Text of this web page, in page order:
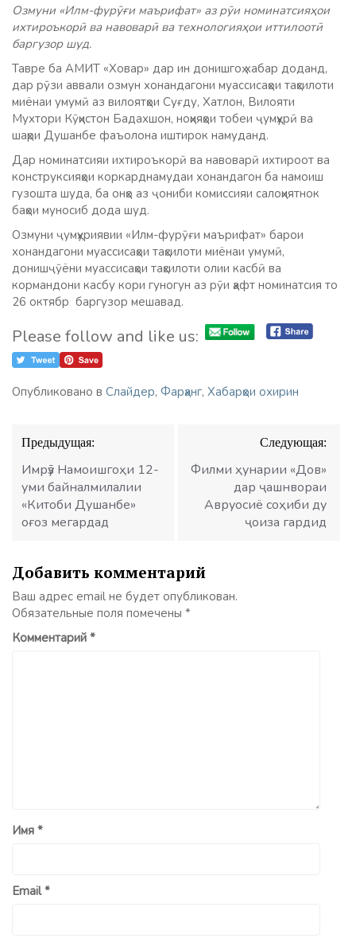
Озмуни «Илм-фурӯғи маърифат» аз рӯи номинатсияҳои
ихтироъкорӣ ва навоварӣ ва технологияҳои иттилоотӣ
баргузор шуд.
Тавре ба АМИТ «Ховар» дар ин донишгоҳ хабар доданд,
дар рӯзи аввали озмун хонандагони муассисаҳои таҳсилоти
миёнаи умумӣ аз вилоятҳои Суғду, Хатлон, Вилояти
Мухтори Кӯҳистон Бадахшон, ноҳияҳои тобеи ҷумҳурӣ ва
шаҳри Душанбе фаъолона иштирок намуданд.
Дар номинатсияи ихтироъкорӣ ва навоварӣ ихтироот ва
конструксияҳои коркарднамудаи хонандагон ба намоиш
гузошта шуда, ба онҳо аз ҷониби комиссияи салоҳиятнок
баҳои муносиб дода шуд.
Озмуни ҷумҳуриявии «Илм-фурӯғи маърифат» барои
хонандагони муассисаҳои таҳсилоти миёнаи умумӣ,
донишҷӯёни муассисаҳои таҳсилоти олии касбӣ ва
кормандони касбу кори гуногун аз рӯи ҳафт номинатсия то
26 октябр баргузор мешавад.
Please follow and like us:
Опубликовано в Слайдер, Фарҳанг, Хабарҳои охирин
Навигация
по
записям
Предыдущая:
Имрӯз Намоишгоҳи 12-
уми байналмилалии
«Китоби Душанбе»
оғоз мегардад
Следующая:
Филми ҳунарии «Дов»
дар ҷашнвораи
Авруосиё соҳиби ду
ҷоиза гардид
Добавить комментарий
Ваш адрес email не будет опубликован.
Обязательные поля помечены *
Комментарий *
Имя *
Email*